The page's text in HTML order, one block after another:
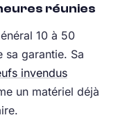
réunies
10 à 50
sa garantie. Sa
invendus
un matériel déjà